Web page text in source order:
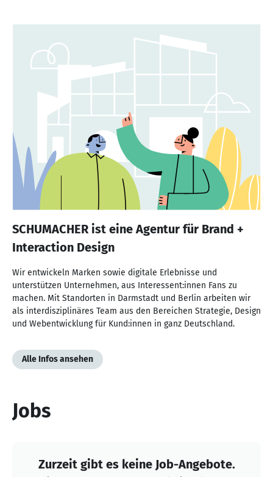
SCHUMACHER ist eine Agentur für Brand +
Interaction Design
Wir entwickeln Marken sowie digitale Erlebnisse und
unterstützen Unternehmen, aus Interessent:innen Fans zu
machen. Mit Standorten in Darmstadt und Berlin arbeiten wir
als interdisziplinäres Team aus den Bereichen Strategie, Design
und Webentwicklung für Kund:innen in ganz Deutschland.
Alle Infos ansehen
Jobs
Zurzeit gibt es keine Job-Angebote.